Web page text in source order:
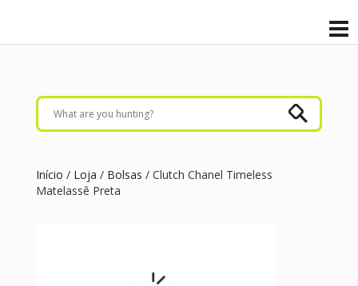
Início / Loja / Bolsas / Clutch Chanel Timeless
Matelassê Preta